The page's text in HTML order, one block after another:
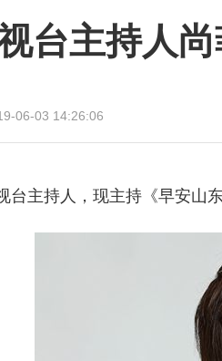
台主持人
06-03 14:26:06
台主持人，现主持《早安山